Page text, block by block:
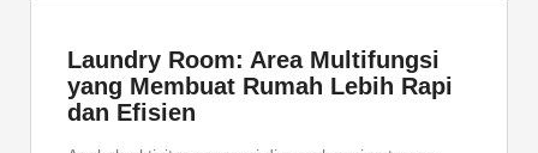
Laundry Room: Area Multifungsi
yang Membuat Rumah Lebih Rapi
dan Efisien